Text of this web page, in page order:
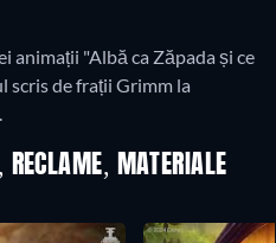
animații "Albă ca Zăpada și ce
scris de frații Grimm la
RECLAME, MATERIALE